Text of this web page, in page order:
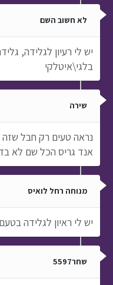
לא חשוב השם
יש לי רעיון לגלידה,
בלגי\איטלקי
שירה
נראה טעים רק חבל
אנד גריס הכל שם לא
מנוחה רחל לואיס
יש לי ראיון לגלידה
שחר5597